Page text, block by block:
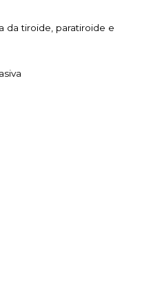
da tiroide, paratiroide e